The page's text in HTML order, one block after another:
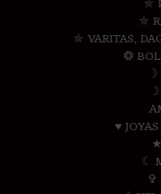
⛤
⛤
⛤ VARITAS,
❂
♥
☾
✞